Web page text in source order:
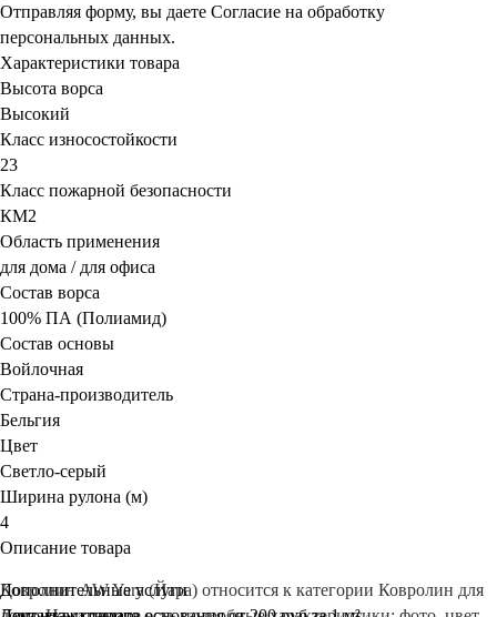
Отправляя форму, вы даете Согласие на обработку
персональных данных.
Характеристики товара
Высота ворса
Высокий
Класс износостойкости
23
Класс пожарной безопасности
КМ2
Область применения
для дома / для офиса
Состав ворса
100% ПА (Полиамид)
Состав основы
Войлочная
Страна-производитель
Бельгия
Цвет
Светло-серый
Ширина рулона (м)
4
Описание товара
Ковролин AW Yara (Йара) относится к категории Ковролин для
Дополнительные услуги